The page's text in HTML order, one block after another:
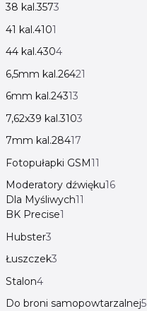
38 kal.3573
41 kal.4101
44 kal.4304
6,5mm kal.26421
6mm kal.24313
7,62x39 kal.3103
7mm kal.28417
Fotopułapki GSM11
Moderatory dźwięku16
Dla Myśliwych11
BK Precise1
Hubster3
Łuszczek3
Stalon4
Do broni samopowtarzalnej5